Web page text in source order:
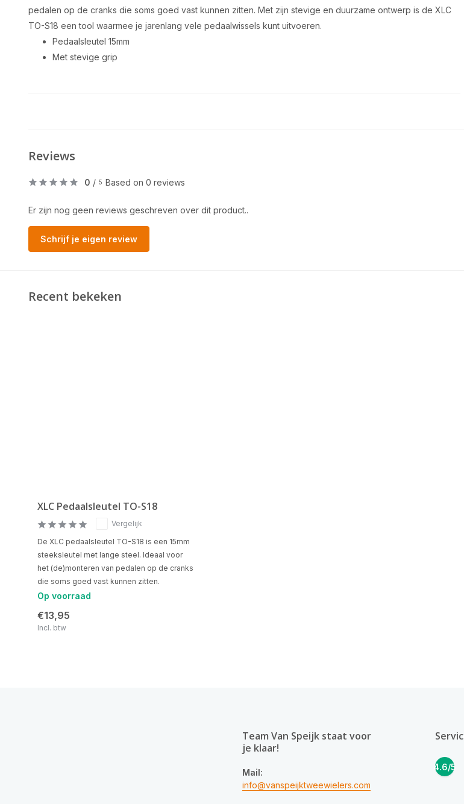
pedalen op de cranks die soms goed vast kunnen zitten. Met zijn stevige en duurzame ontwerp is de XLC
TO-S18 een tool waarmee je jarenlang vele pedaalwissels kunt uitvoeren.
Pedaalsleutel 15mm
Met stevige grip
Reviews
0 / 5 Based on 0 reviews
Er zijn nog geen reviews geschreven over dit product..
Schrijf je eigen review
Recent bekeken
XLC Pedaalsleutel TO-S18
Vergelijk
De XLC pedaalsleutel TO-S18 is een 15mm
steeksleutel met lange steel. Ideaal voor
het (de)monteren van pedalen op de cranks
die soms goed vast kunnen zitten.
Op voorraad
€13,95
Incl. btw
Team Van Speijk staat voor
je klaar!
Mail:
info@vanspeijktweewielers.com
4.6/5